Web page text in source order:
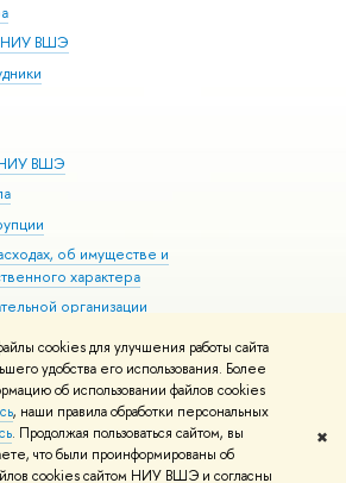
cookies для улучшения работы сайта
удобства его использования. Более
об использовании файлов cookies
, наши правила обработки персональных
. Продолжая пользоваться сайтом, вы
что были проинформированы об
cookies сайтом НИУ ВШЭ и согласны
✖
НИУ ВШЭ
НИУ ВШЭ
об имуществе и
характера
организации
возможностями здоровья
Адреса и контакты Условия использования